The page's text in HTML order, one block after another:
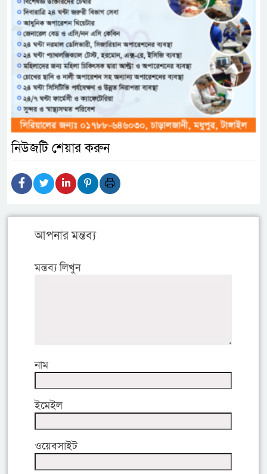
নিউজটি শেয়ার করুন
আপনার মন্তব্য
মন্তব্য লিখুন
নাম
ইমেইল
ওয়েবসাইট